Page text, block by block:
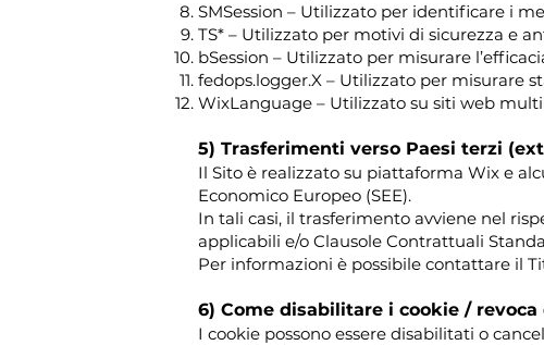
SMSession – Utilizzato per identificare i
TS* – Utilizzato per motivi di sicurezza e
bSession – Utilizzato per misurare
fedops.logger.X – Utilizzato per misurare
WixLanguage – Utilizzato su siti web
5) Trasferimenti verso Paesi terzi
Il Sito è realizzato su piattaforma Wix e
Economico Europeo (SEE).
In tali casi, il trasferimento avviene nel
applicabili e/o Clausole Contrattuali
Per informazioni è possibile contattare il
6) Come disabilitare i cookie / revoca
I cookie possono essere disabilitati o